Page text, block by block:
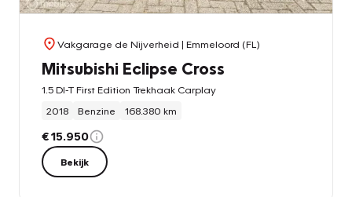
Vakgarage de Nijverheid | Emmeloord (FL)
Mitsubishi Eclipse Cross
1.5 DI-T First Edition Trekhaak Carplay
2018
Benzine 168.380 km
€ 15.950
Bekijk